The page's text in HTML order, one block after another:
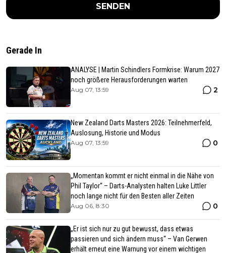
SENDEN
Gerade In
ANALYSE | Martin Schindlers Formkrise: Warum 2027
noch größere Herausforderungen warten
Aug 07, 13:59 2
New Zealand Darts Masters 2026: Teilnehmerfeld,
Auslosung, Historie und Modus
Aug 07, 13:59 0
„Momentan kommt er nicht einmal in die Nähe von
Phil Taylor“ – Darts-Analysten halten Luke Littler
noch lange nicht für den Besten aller Zeiten
Aug 06, 8:30 0
„Er ist sich nur zu gut bewusst, dass etwas
passieren und sich ändern muss“ – Van Gerwen
erhält erneut eine Warnung vor einem wichtigen